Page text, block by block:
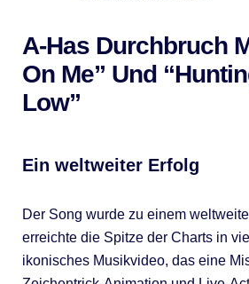
A-Has Durchbruch
On Me” Und
Low”
Ein weltweiter Erfolg
Der Song wurde zu einem
erreichte die Spitze der Charts in
ikonisches Musikvideo, das eine